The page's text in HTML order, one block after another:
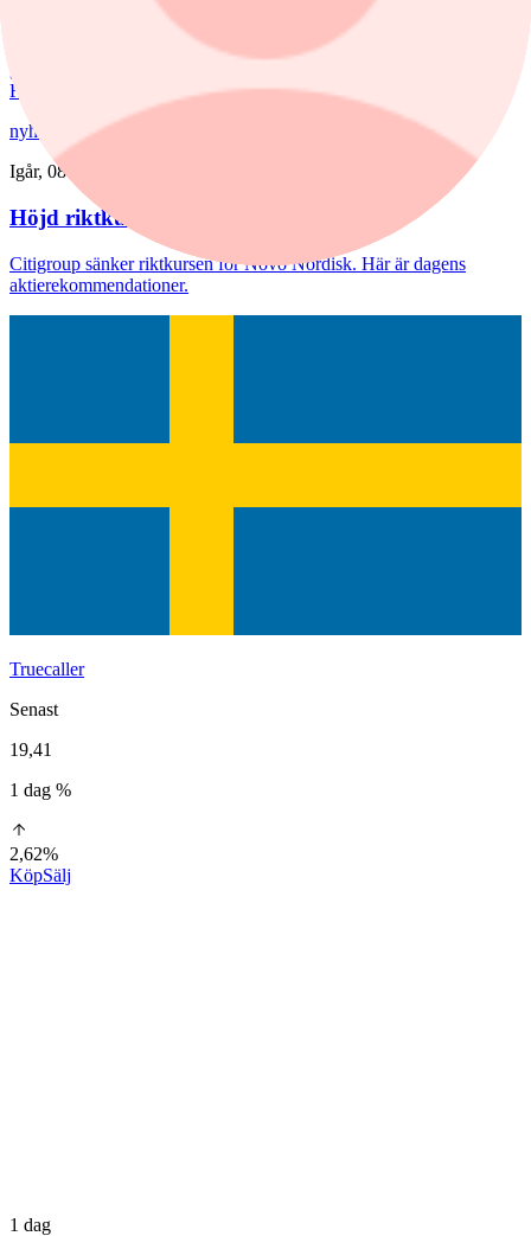
Priserna på bostadsrätter sjönk i juli medan villapriserna ökade.
Fritidshusmarknaden bjöd samtidigt på månadens tredbrott. "En
Fastighetsförmedling.
nyheter
Aktierekommendationer
Igår, 08:39
Höjd riktkurs för Nibe
Citigroup sänker riktkursen för Novo Nordisk. Här är dagens
aktierekommendationer.
Truecaller
Senast
19,41
1 dag %
2,62%
KöpSälj
1 dag